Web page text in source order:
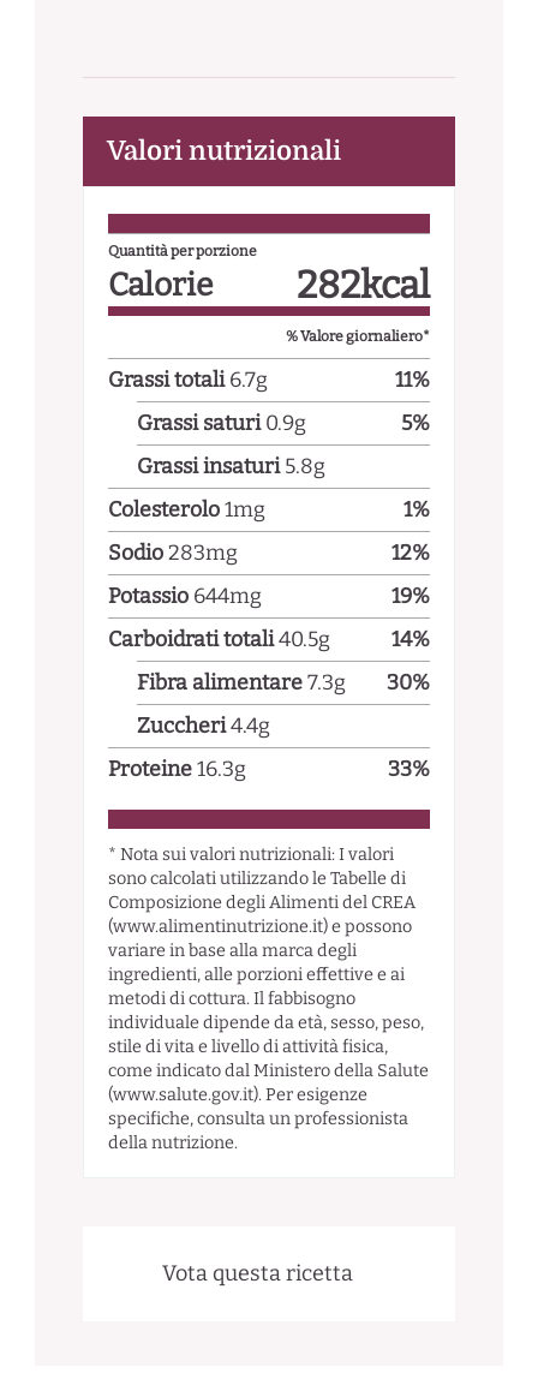
Valori nutrizionali
Quantità per porzione
Calorie 282kcal
% Valore giornaliero*
Grassi totali 6.7g 11%
Grassi saturi 0.9g 5%
Grassi insaturi 5.8g
Colesterolo1mg 1%
Sodio283mg 12%
Potassio 644mg 19%
Carboidrati totali40.5g 14%
Fibra alimentare7.3g 30%
Zuccheri4.4g
Proteine16.3g 33%
* Nota sui valori nutrizionali: I valori
sono calcolati utilizzando le Tabelle di
Composizione degli Alimenti del CREA
(www.alimentinutrizione.it) e possono
variare in base alla marca degli
ingredienti, alle porzioni effettive e ai
metodi di cottura. Il fabbisogno
individuale dipende da età, sesso, peso,
stile di vita e livello di attività fisica,
come indicato dal Ministero della Salute
(www.salute.gov.it). Per esigenze
specifiche, consulta un professionista
della nutrizione.
Vota questa ricetta